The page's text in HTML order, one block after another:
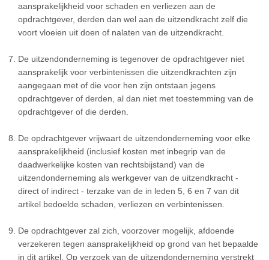
aansprakelijkheid voor schaden en verliezen aan de
opdrachtgever, derden dan wel aan de uitzendkracht zelf die
voort vloeien uit doen of nalaten van de uitzendkracht.
De uitzendonderneming is tegenover de opdrachtgever niet
aansprakelijk voor verbintenissen die uitzendkrachten zijn
aangegaan met of die voor hen zijn ontstaan jegens
opdrachtgever of derden, al dan niet met toestemming van de
opdrachtgever of die derden.
De opdrachtgever vrijwaart de uitzendonderneming voor elke
aansprakelijkheid (inclusief kosten met inbegrip van de
daadwerkelijke kosten van rechtsbijstand) van de
uitzendonderneming als werkgever van de uitzendkracht -
direct of indirect - terzake van de in leden 5, 6 en 7 van dit
artikel bedoelde schaden, verliezen en verbintenissen.
De opdrachtgever zal zich, voorzover mogelijk, afdoende
verzekeren tegen aansprakelijkheid op grond van het bepaalde
in dit artikel. Op verzoek van de uitzendonderneming verstrekt